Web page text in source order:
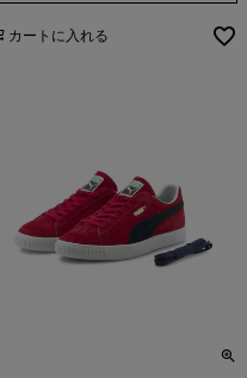
カートに入れる